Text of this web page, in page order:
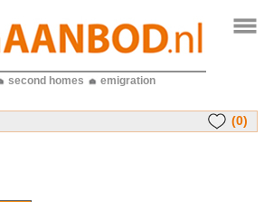
second homes emigration
(0)